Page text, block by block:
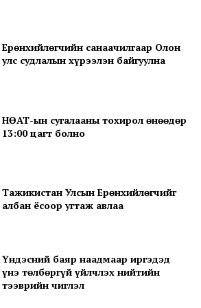
News Week
Magazine PRO
Ерөнхийлөгчийн санаачилгаар Олон
улс судлалын хүрээлэн байгуулна
НӨАТ-ын сугалааны тохирол өнөөдөр
13:00 цагт болно
Тажикистан Улсын Ерөнхийлөгчийг
албан ёсоор угтаж авлаа
Үндэсний баяр наадмаар иргэдэд
үнэ төлбөргүй үйлчлэх нийтийн
тээврийн чиглэл